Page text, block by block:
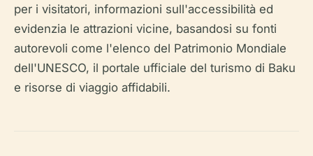
per i visitatori, informazioni sull'accessibilità ed
evidenzia le attrazioni vicine, basandosi su fonti
autorevoli come l'elenco del Patrimonio Mondiale
dell'UNESCO, il portale ufficiale del turismo di Baku
e risorse di viaggio affidabili.